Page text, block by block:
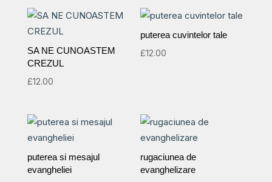
SA NE CUNOASTEM
CREZUL
£12.00
puterea cuvintelor tale
£12.00
puterea si mesajul
evangheliei
rugaciunea de
evanghelizare